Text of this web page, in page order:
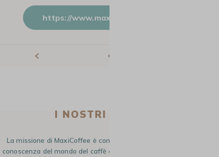
https://www.maxicoffee.com/it-it/
I NOSTRI BLOGGER
La missione di MaxiCoffee è condividere la propria esperienza e
conoscenza del mondo del caffè con la sua comunità. Ogni giorno,